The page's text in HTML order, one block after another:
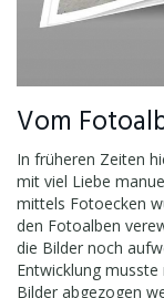
Vom
In früheren Zeiten
mit viel Liebe
mittels Fotoecken
den Fotoalben
die Bilder noch
Entwicklung
Bilder abgezogen